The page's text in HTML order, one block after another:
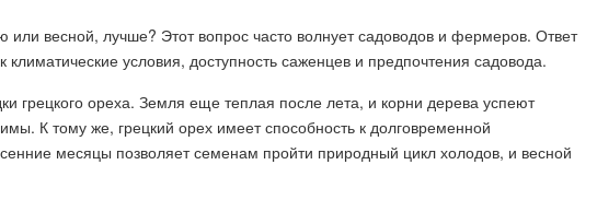
или весной, лучше? Этот вопрос часто волнует садоводов и фермеров. Ответ
климатические условия, доступность саженцев и предпочтения садовода.
грецкого ореха. Земля еще теплая после лета, и корни дерева успеют
К тому же, грецкий орех имеет способность к долговременной
месяцы позволяет семенам пройти природный цикл холодов, и весной